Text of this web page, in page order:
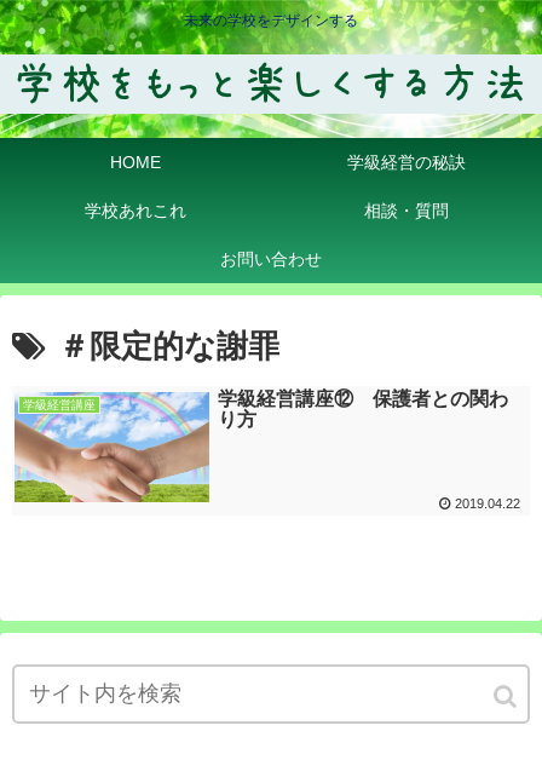
未来の学校をデザインする
HOME 学級経営の秘訣
学校あれこれ 相談・質問
お問い合わせ
＃限定的な謝罪
学級経営講座
学級経営講座⑫ 保護者との関わ
り方
2019.04.22